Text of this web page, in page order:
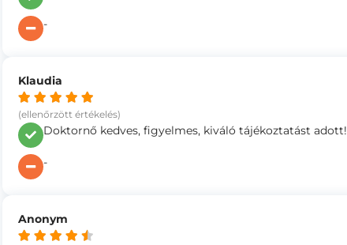
-
Klaudia
(ellenőrzött értékelés)
Doktornő kedves, figyelmes, kiváló tájékoztatást adott!
-
Anonym